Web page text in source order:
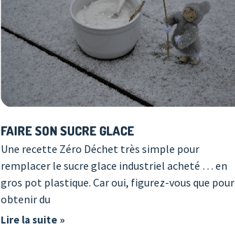
FAIRE SON SUCRE GLACE
Une recette Zéro Déchet très simple pour
remplacer le sucre glace industriel acheté … en
gros pot plastique. Car oui, figurez-vous que pour
obtenir du
Lire la suite »